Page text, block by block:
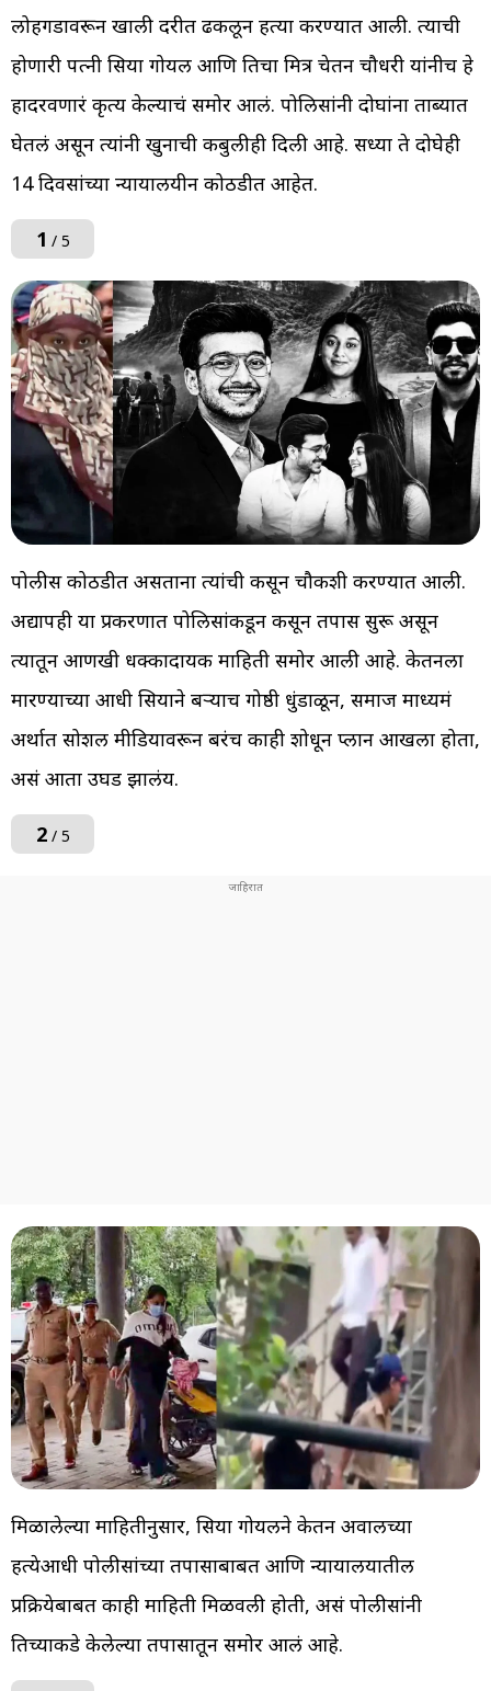
लोहगडावरून खाली दरीत ढकलून हत्या करण्यात आली. त्याची
होणारी पत्नी सिया गोयल आणि तिचा मित्र चेतन चौधरी यांनीच हे
हादरवणारं कृत्य केल्याचं समोर आलं. पोलिसांनी दोघांना ताब्यात
घेतलं असून त्यांनी खुनाची कबुलीही दिली आहे. सध्या ते दोघेही
14 दिवसांच्या न्यायालयीन कोठडीत आहेत.
1 / 5
पोलीस कोठडीत असताना त्यांची कसून चौकशी करण्यात आली.
अद्यापही या प्रकरणात पोलिसांकडून कसून तपास सुरू असून
त्यातून आणखी धक्कादायक माहिती समोर आली आहे. केतनला
मारण्याच्या आधी सियाने बऱ्याच गोष्ठी धुंडाळून, समाज माध्यमं
अर्थात सोशल मीडियावरून बरंच काही शोधून प्लान आखला होता,
असं आता उघड झालंय.
2/ 5
मिळालेल्या माहितीनुसार, सिया गोयलने केतन अग्रवालच्या
हत्येआधी पोलीसांच्या तपासाबाबत आणि न्यायालयातील
प्रक्रियेबाबत काही माहिती मिळवली होती, असं पोलीसांनी
तिच्याकडे केलेल्या तपासातून समोर आलं आहे.